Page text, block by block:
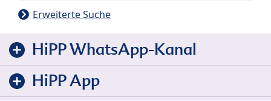
Erweiterte Suche
HiPP WhatsApp-Kanal
HiPP App